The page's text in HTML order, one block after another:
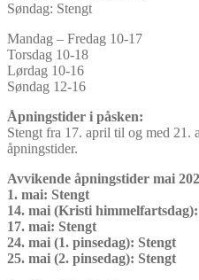
Søndag: Stengt
Mandag – Fredag 10-17
Torsdag 10-18
Lørdag 10-16
Søndag 12-16
Åpningstider i påsken:
Stengt fra 17. april til og med 21.
åpningstider.
Avvikende åpningstider mai
1. mai: Stengt
14. mai (Kristi
17. mai: Stengt
24. mai (1. pinsedag): Stengt
25. mai (2. pinsedag): Stengt